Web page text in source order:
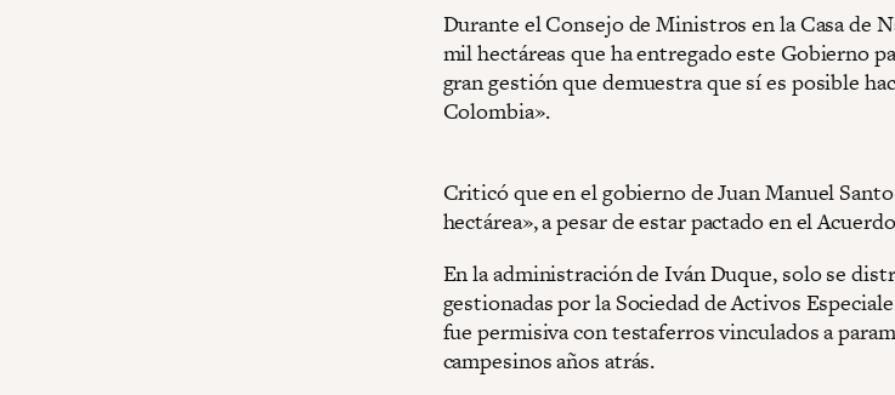
Durante el Consejo de Ministros en la Casa de
mil hectáreas que ha entregado este Gobierno
gran gestión que demuestra que sí es posible
Colombia».
Criticó que en el gobierno de Juan Manuel
hectárea», a pesar de estar pactado en el
En la administración de Iván Duque, solo se
gestionadas por la Sociedad de Activos
fue permisiva con testaferros vinculados a
campesinos años atrás.